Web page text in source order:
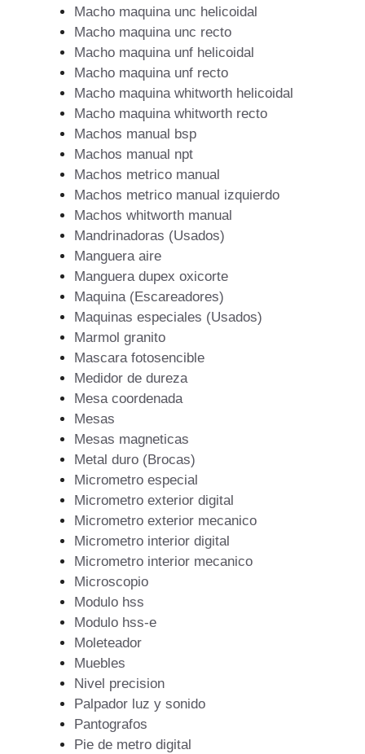
Macho maquina unc helicoidal
Macho maquina unc recto
Macho maquina unf helicoidal
Macho maquina unf recto
Macho maquina whitworth helicoidal
Macho maquina whitworth recto
Machos manual bsp
Machos manual npt
Machos metrico manual
Machos metrico manual izquierdo
Machos whitworth manual
Mandrinadoras (Usados)
Manguera aire
Manguera dupex oxicorte
Maquina (Escareadores)
Maquinas especiales (Usados)
Marmol granito
Mascara fotosencible
Medidor de dureza
Mesa coordenada
Mesas
Mesas magneticas
Metal duro (Brocas)
Micrometro especial
Micrometro exterior digital
Micrometro exterior mecanico
Micrometro interior digital
Micrometro interior mecanico
Microscopio
Modulo hss
Modulo hss-e
Moleteador
Muebles
Nivel precision
Palpador luz y sonido
Pantografos
Pie de metro digital